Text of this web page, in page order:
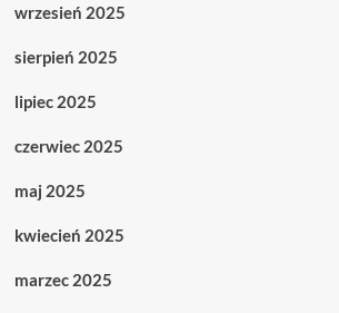
wrzesień 2025
sierpień 2025
lipiec 2025
czerwiec 2025
maj 2025
kwiecień 2025
marzec 2025